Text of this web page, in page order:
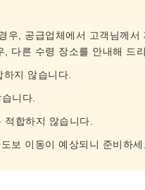
우, 공급업체에서 고객님께서
다른 수령 장소를 안내해 드
지 않습니다.
니다.
합하지 않습니다.
보 이동이 예상되니 준비하세